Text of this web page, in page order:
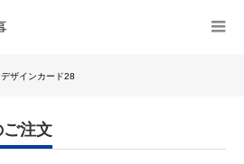
デザインカード28
注文